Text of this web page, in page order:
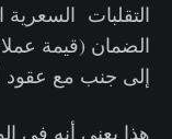
التقلبات السعرية
الضمان (قيمة
إلى جنب مع عقود
هذا يعني أنه في